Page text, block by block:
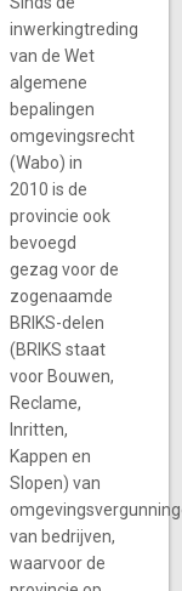
inwerkingtreding
van de Wet
algemene
bepalingen
omgevingsrecht
(Wabo) in
2010 is de
provincie ook
bevoegd
gezag voor de
zogenaamde
BRIKS-delen
(BRIKS staat
voor Bouwen,
Reclame,
Inritten,
Kappen en
Slopen) van
van bedrijven,
waarvoor de